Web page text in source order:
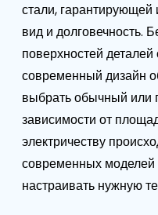
стали,
вид и долговечность.
поверхностей
современный дизайн
выбрать обычный или
зависимости от
электричеству
современных моделей
настраивать нужную